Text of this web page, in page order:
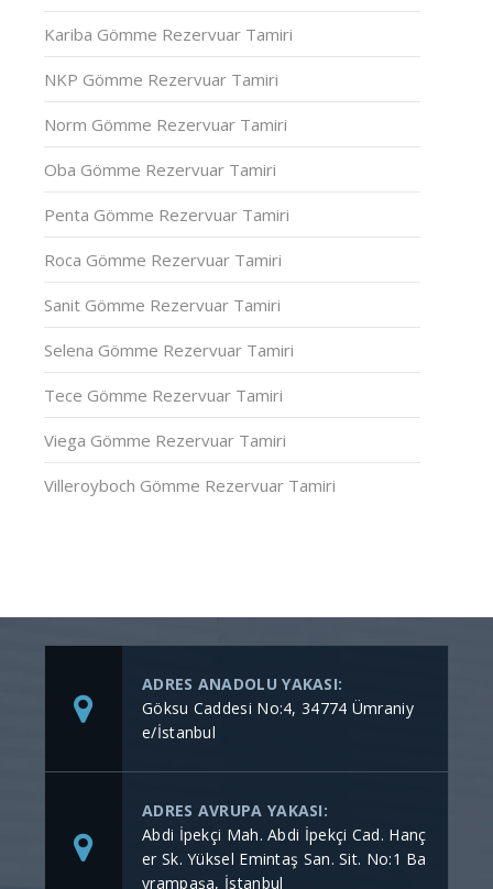
Kariba Gömme Rezervuar Tamiri
NKP Gömme Rezervuar Tamiri
Norm Gömme Rezervuar Tamiri
Oba Gömme Rezervuar Tamiri
Penta Gömme Rezervuar Tamiri
Roca Gömme Rezervuar Tamiri
Sanit Gömme Rezervuar Tamiri
Selena Gömme Rezervuar Tamiri
Tece Gömme Rezervuar Tamiri
Viega Gömme Rezervuar Tamiri
Villeroyboch Gömme Rezervuar Tamiri
ADRES ANADOLU YAKASI:
Göksu Caddesi No:4, 34774 Ümraniy
e/İstanbul
ADRES AVRUPA YAKASI:
Abdi İpekçi Mah. Abdi İpekçi Cad. Hanç
er Sk. Yüksel Emintaş San. Sit. No:1 Ba
yrampaşa, İstanbul